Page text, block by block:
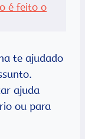
é feito o
te ajudado
ajuda
ou para